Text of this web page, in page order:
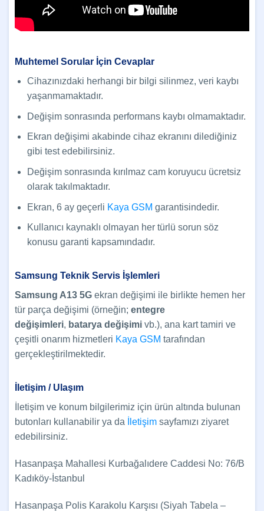
Muhtemel Sorular İçin Cevaplar
Cihazınızdaki herhangi bir bilgi silinmez, veri kaybı
yaşanmamaktadır.
Değişim sonrasında performans kaybı olmamaktadır.
Ekran değişimi akabinde cihaz ekranını dilediğiniz
gibi test edebilirsiniz.
Değişim sonrasında kırılmaz cam koruyucu ücretsiz
olarak takılmaktadır.
Ekran, 6 ay geçerli Kaya GSM garantisindedir.
Kullanıcı kaynaklı olmayan her türlü sorun söz
konusu garanti kapsamındadır.
Samsung Teknik Servis İşlemleri
Samsung A13 5G ekran değişimi ile birlikte hemen her
tür parça değişimi (örneğin; entegre
değişimleri, batarya değişimi vb.), ana kart tamiri ve
çeşitli onarım hizmetleri Kaya GSM tarafından
gerçekleştirilmektedir.
İletişim / Ulaşım
İletişim ve konum bilgilerimiz için ürün altında bulunan
butonları kullanabilir ya da
İletişim sayfamızı ziyaret
edebilirsiniz.
Hasanpaşa Mahallesi Kurbağalıdere Caddesi No: 76/B
Kadıköy-İstanbul
Hasanpaşa Polis Karakolu Karşısı (Siyah Tabela –